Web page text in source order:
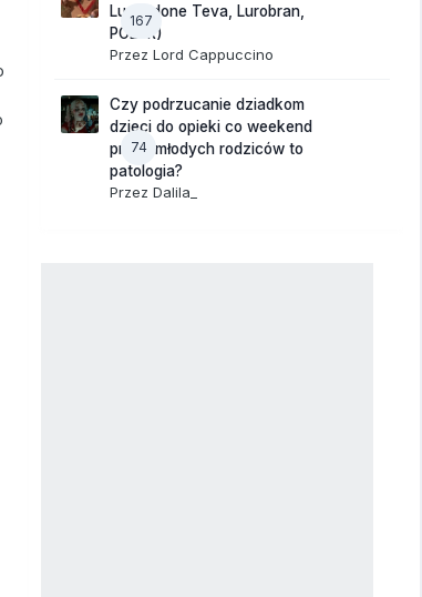
167
Lurasidone Teva, Lurobran,
POLUR)
Przez Lord Cappuccino
74
Czy podrzucanie dziadkom
dzieci do opieki co weekend
przez młodych rodziców to
patologia?
Przez Dalila_